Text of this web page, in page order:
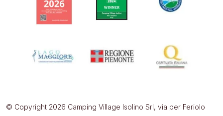
© Copyright 2026 Camping Village Isolino Srl, via per Feriolo